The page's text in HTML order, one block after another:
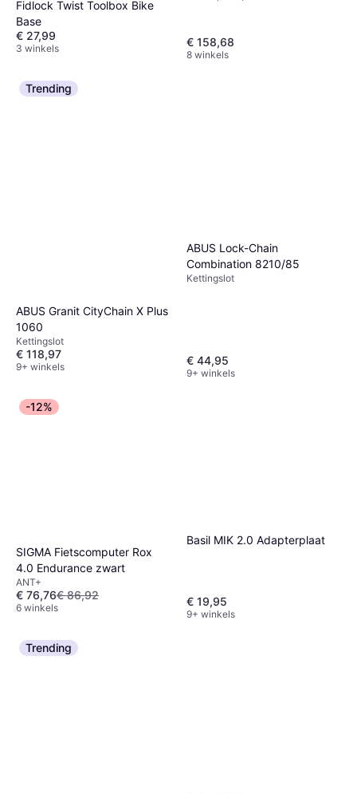
Fidlock Twist Toolbox Bike
Base
€ 27,99
3 winkels € 158,68
8 winkels
Trending
ABUS Granit CityChain X Plus
1060
Kettingslot
€ 118,97
9+ winkels
ABUS Lock-Chain
Combination 8210/85
Kettingslot
€ 44,95
9+ winkels
-12%
SIGMA Fietscomputer Rox
4.0 Endurance zwart
ANT+
€ 76,76€ 86,92
6 winkels
Basil MIK 2.0 Adapterplaat
€ 19,95
9+ winkels
Trending